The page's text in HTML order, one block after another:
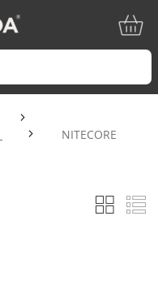
NITECORE
Vise
som